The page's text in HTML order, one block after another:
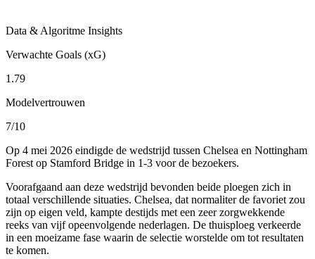
Data & Algoritme Insights
Verwachte Goals (xG)
1.79
Modelvertrouwen
7/10
Op 4 mei 2026 eindigde de wedstrijd tussen Chelsea en Nottingham
Forest op Stamford Bridge in 1-3 voor de bezoekers.
Voorafgaand aan deze wedstrijd bevonden beide ploegen zich in
totaal verschillende situaties. Chelsea, dat normaliter de favoriet zou
zijn op eigen veld, kampte destijds met een zeer zorgwekkende
reeks van vijf opeenvolgende nederlagen. De thuisploeg verkeerde
in een moeizame fase waarin de selectie worstelde om tot resultaten
te komen.